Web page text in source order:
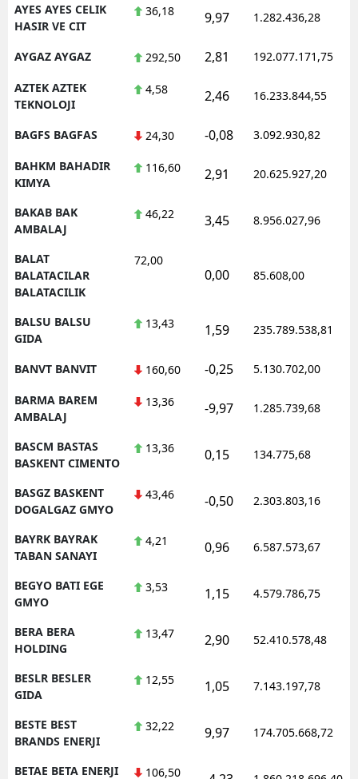
AYES AYES CELIK
HASIR VE CIT
36,18 9,97 1.282.436,28
AYGAZ AYGAZ 292,50 2,81 192.077.171,75
AZTEK AZTEK
TEKNOLOJI
4,58 2,46 16.233.844,55
BAGFS BAGFAS 24,30 -0,08 3.092.930,82
BAHKM BAHADIR
KIMYA
116,60 2,91 20.625.927,20
BAKAB BAK
AMBALAJ
46,22 3,45 8.956.027,96
BALAT
BALATACILAR
BALATACILIK
72,00
0,00 85.608,00
BALSU BALSU
GIDA
13,43 1,59 235.789.538,81
BANVT BANVIT 160,60 -0,25 5.130.702,00
BARMA BAREM
AMBALAJ
13,36 -9,97 1.285.739,68
BASCM BASTAS
BASKENT CIMENTO
13,36 0,15 134.775,68
BASGZ BASKENT
DOGALGAZ GMYO
43,46 -0,50 2.303.803,16
BAYRK BAYRAK
TABAN SANAYI
4,21 0,96 6.587.573,67
BEGYO BATI EGE
GMYO
3,53 1,15 4.579.786,75
BERA BERA
HOLDING
13,47 2,90 52.410.578,48
BESLR BESLER
GIDA
12,55 1,05 7.143.197,78
BESTE BEST
BRANDS ENERJI
32,22 9,97 174.705.668,72
BETAE BETA ENERJI
106,50